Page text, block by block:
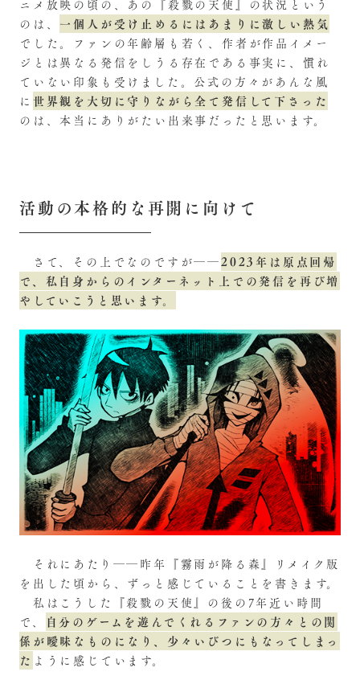
ニメ放映の頃の、あの『殺戮の天使』の状況という
のは、 一個人が受け止めるにはあまりに激しい熱気
でした。ファンの年齢層も若く、作者が作品イメー
ジとは異なる発信をしうる存在である事実に、慣れ
ていない印象も受けました。公式の方々があんな風
に 世界観を大切に守りながら全て発信して下さった
のは、本当にありがたい出来事だったと思います。
活動の本格的な再開に向けて
さて、その上でなのですが――2023年は原点回帰
で、私自身からのインターネット上での発信を再び増
やしていこうと思います。
それにあたり――昨年『霧雨が降る森』リメイク版
を出した頃から、ずっと感じていることを書きます。
私はこうした『殺戮の天使』の後の7年近い時間
で、
自分のゲームを遊んでくれるファンの方々との関
係が曖昧なものになり、少々いびつにもなってしまっ
た ように感じています。